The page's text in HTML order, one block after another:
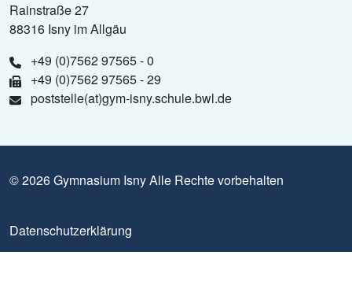
Rainstraße 27
88316 Isny im Allgäu
+49 (0)7562 97565 - 0
+49 (0)7562 97565 - 29
poststelle(at)gym-isny.schule.bwl.de
© 2026 Gymnasium Isny Alle Rechte vorbehalten
Datenschutzerklärung